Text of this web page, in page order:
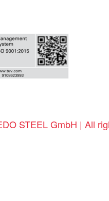
STEEL GmbH | All